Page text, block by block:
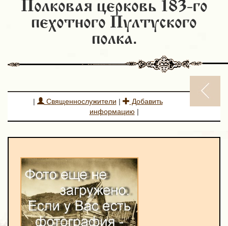
Полковая церковь 183-го
пехотного Пултуского
полка.
| Священнослужители |
Добавить
информацию |